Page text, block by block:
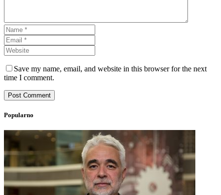
Save my name, email, and website in this browser for the next
time I comment.
Popularno